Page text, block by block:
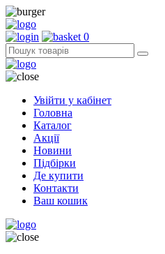
0
Увійти у кабінет
Головна
Каталог
Акції
Новини
Підбірки
Де купити
Контакти
Ваш кошик